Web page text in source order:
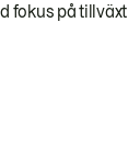
fokus på tillväxt